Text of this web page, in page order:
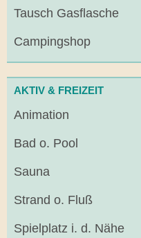
Tausch Gasflasche
Campingshop
AKTIV & FREIZEIT
Animation
Bad o. Pool
Sauna
Strand o. Fluß
Spielplatz i. d. Nähe